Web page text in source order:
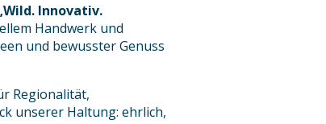
Innovativ.
Handwerk und
und bewusster Genuss
Regionalität,
unserer Haltung: ehrlich,